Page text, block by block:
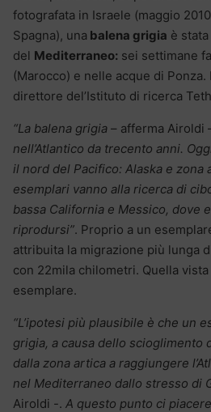
fotografata in Israele (maggio
Spagna), una balena grigia è
del Mediterraneo: sei settimane
(Marocco) e nelle acque di Ponza.
direttore del’Istituto di ricerca
“La balena grigia – afferma Airoldi
nell’Atlantico da trecento anni.
il nord del Pacifico: Alaska e zona
esemplari vanno alla ricerca di
bassa California e Messico, dove
riprodursi”. Proprio a un
attribuita la migrazione più lunga
con 22mila chilometri. Quella
esemplare.
“L’ipotesi più plausibile è che un
grigia, a causa dello scioglimento
dalla zona artica a raggiungere
nel Mediterraneo dallo stresso di
Airoldi -. A questo punto ci